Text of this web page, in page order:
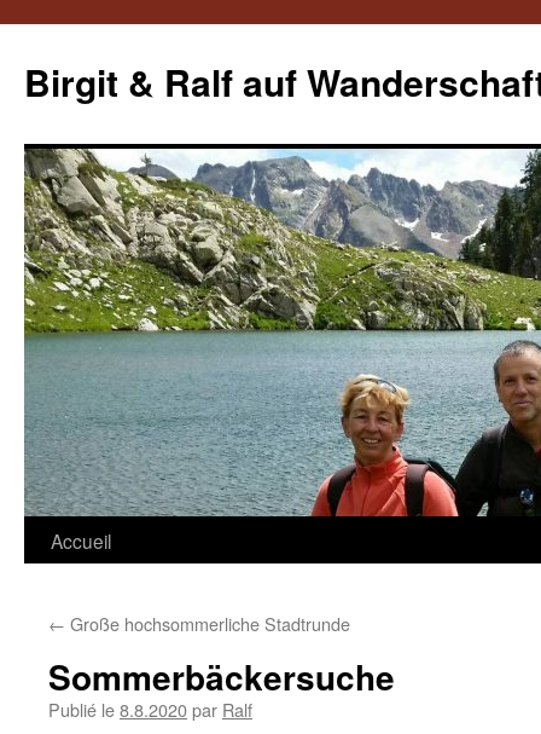
contenu
Birgit & Ralf auf
Accueil
← Große hochsommerliche Stadtrunde
Sommerbäckersuche
Publié le8.8.2020par Ralf